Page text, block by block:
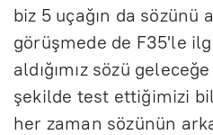
biz 5 uçağın da sözünü
görüşmede de F35'le
aldığımız sözü
şekilde test ettiğimizi
her zaman sözünün